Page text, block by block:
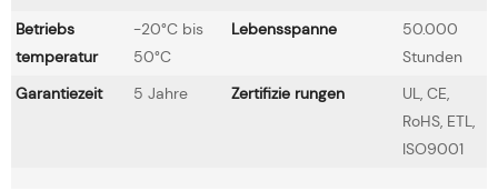
Betriebs
temperatur
-20°C bis
50°C
Lebensspanne
50.000
Stunden
Garantiezeit
5 Jahre Zertifizie rungen
UL, CE,
RoHS, ETL,
ISO9001